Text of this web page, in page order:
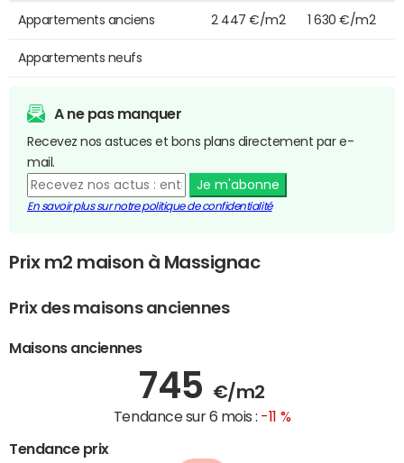
Appartements anciens 2 447 €/m2 1 630 €/m2
Appartements neufs
A ne pas manquer
Recevez nos astuces et bons plans directement par e-
mail.
Je m'abonne
En savoir plus sur notre politique de confidentialité
Prix m2 maison à Massignac
Prix des maisons anciennes
Maisons anciennes
745 €/m2
Tendance sur 6 mois : -11 %
Tendance prix